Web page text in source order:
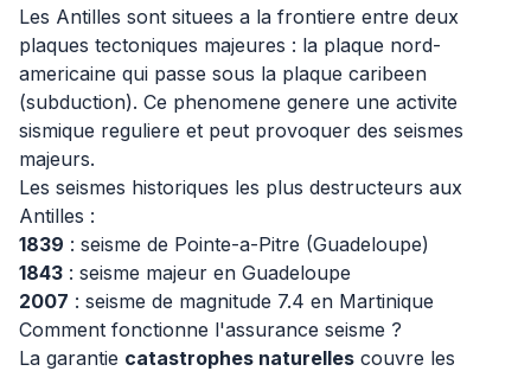
Les Antilles sont situees a la frontiere entre deux
plaques tectoniques majeures : la plaque nord-
americaine qui passe sous la plaque caribeen
(subduction). Ce phenomene genere une activite
sismique reguliere et peut provoquer des seismes
majeurs.
Les seismes historiques les plus destructeurs aux
Antilles :
1839 : seisme de Pointe-a-Pitre (Guadeloupe)
1843 : seisme majeur en Guadeloupe
2007 : seisme de magnitude 7.4 en Martinique
Comment fonctionne l'assurance seisme ?
La garantie catastrophes naturelles couvre les